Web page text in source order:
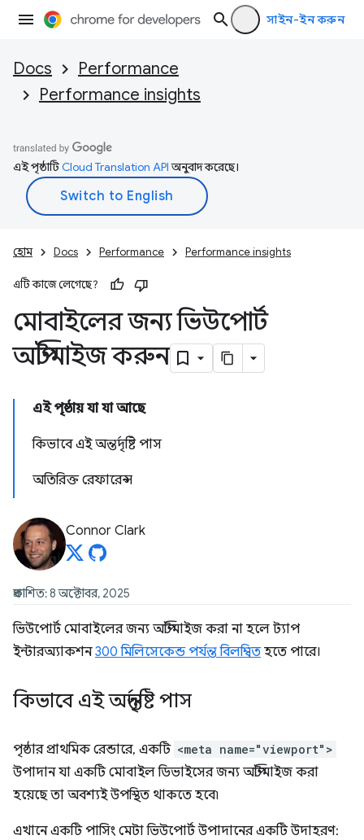
সাইন-ইন করুন
Docs
Performance
Performance insights
এই পৃষ্ঠাটিCloud Translation APIঅনুবাদ করেছে।
হোম Docs Performance Performance insights
এটি কাজে লেগেছে?
মোবাইলের জন্য ভিউপোর্ট
অপ্টিমাইজ করুন
এই পৃষ্ঠায় যা যা আছে
কিভাবে এই অন্তর্দৃষ্টি পাস
অতিরিক্ত রেফারেন্স
Connor Clark
প্রকাশিত: 8 অক্টোবর, 2025
ভিউপোর্ট মোবাইলের জন্য অপ্টিমাইজ করা না হলে ট্যাপ
ইন্টারঅ্যাকশন300 মিলিসেকেন্ড পর্যন্ত বিলম্বিত হতে পারে।
কিভাবে এই অন্তর্দৃষ্টি পাস
পৃষ্ঠার প্রাথমিক রেন্ডারে, একটি <meta name="viewport">
উপাদান যা একটি মোবাইল ডিভাইসের জন্য অপ্টিমাইজ করা
হয়েছে তা অবশ্যই উপস্থিত থাকতে হবে৷
এখানে একটি পাসিং মেটা ভিউপোর্ট উপাদানের একটি উদাহরণ: